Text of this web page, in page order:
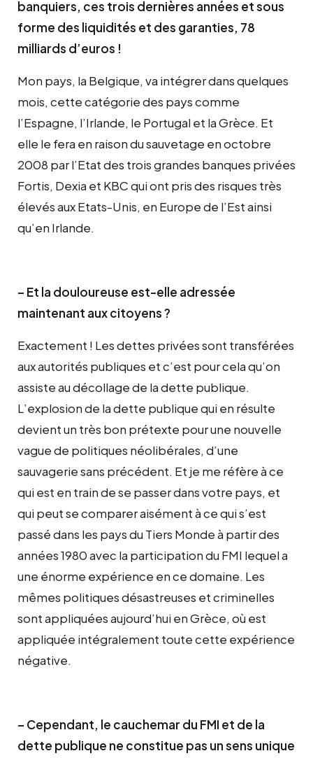
banquiers, ces trois dernières années et sous
forme des liquidités et des garanties, 78
milliards d’euros !
Mon pays, la Belgique, va intégrer dans quelques
mois, cette catégorie des pays comme
l’Espagne, l’Irlande, le Portugal et la Grèce. Et
elle le fera en raison du sauvetage en octobre
2008 par l’Etat des trois grandes banques privées
Fortis, Dexia et KBC qui ont pris des risques très
élevés aux Etats-Unis, en Europe de l’Est ainsi
qu’en Irlande.
– Et la douloureuse est-elle adressée
maintenant aux citoyens ?
Exactement ! Les dettes privées sont transférées
aux autorités publiques et c’est pour cela qu’on
assiste au décollage de la dette publique.
L’explosion de la dette publique qui en résulte
devient un très bon prétexte pour une nouvelle
vague de politiques néolibérales, d’une
sauvagerie sans précédent. Et je me réfère à ce
qui est en train de se passer dans votre pays, et
qui peut se comparer aisément à ce qui s’est
passé dans les pays du Tiers Monde à partir des
années 1980 avec la participation du FMI lequel a
une énorme expérience en ce domaine. Les
mêmes politiques désastreuses et criminelles
sont appliquées aujourd’hui en Grèce, où est
appliquée intégralement toute cette expérience
négative.
– Cependant, le cauchemar du FMI et de la
dette publique ne constitue pas un sens unique